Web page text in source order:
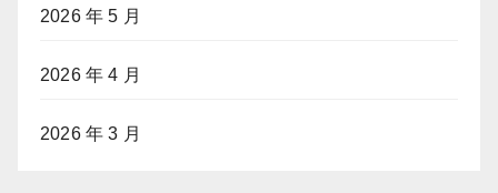
2026 年 5 月
2026 年 4 月
2026 年 3 月